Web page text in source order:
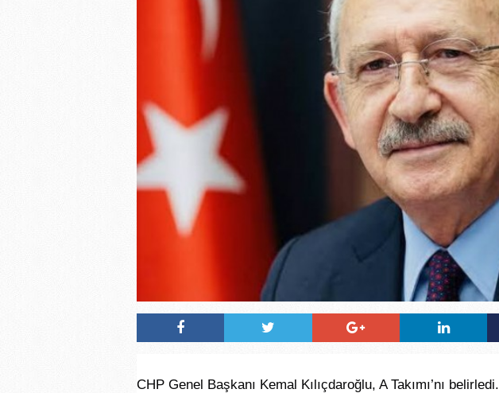
CHP Genel Başkanı Kemal Kılıçdaroğlu, A Takımı’nı belirledi.